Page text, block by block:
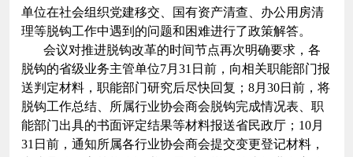
单位在社会组织党建移交、国有资产清查、办公用房清
理等脱钩工作中遇到的问题和困难进行了政策解答。
会议对推进脱钩改革的时间节点再次明确要求，各
脱钩的省级业务主管单位7月31日前，向相关职能部门报
送判定材料，职能部门研究后尽快回复；8月30日前，将
脱钩工作总结、所属行业协会商会脱钩完成情况表、职
能部门出具的书面评定结果等材料报送省民政厅；10月
31日前，通知所属各行业协会商会提交变更登记材料，